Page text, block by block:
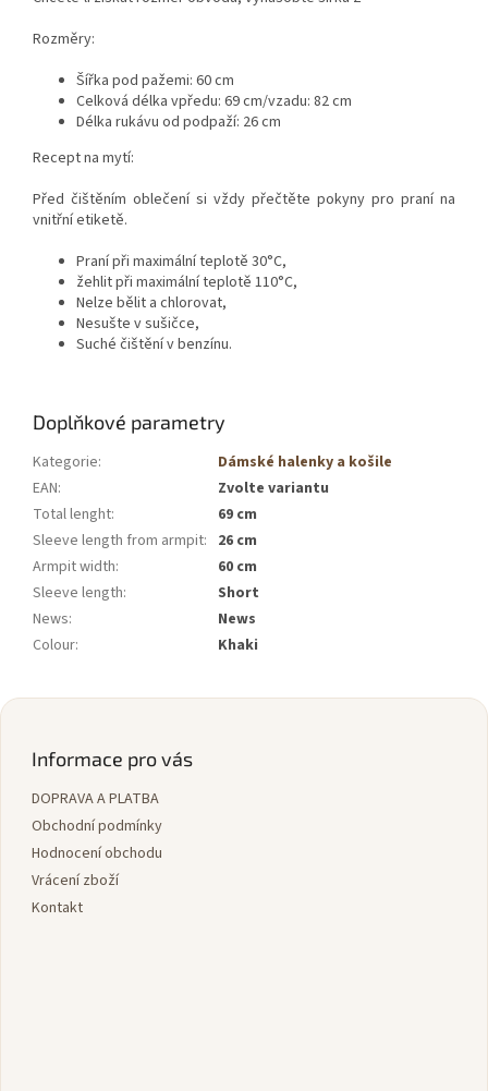
Rozměry:
Šířka pod pažemi: ​​60 cm
Celková délka vpředu: 69 cm/vzadu: 82 cm
Délka rukávu od podpaží: 26 cm
Recept na mytí:
Před čištěním oblečení si vždy přečtěte pokyny pro praní na
vnitřní etiketě.
Praní při maximální teplotě 30°C,
žehlit při maximální teplotě 110°C,
Nelze bělit a chlorovat,
Nesušte v sušičce,
Suché čištění v benzínu.
Doplňkové parametry
Kategorie:
Dámské halenky a košile
EAN:
Zvolte variantu
Total lenght:
69 cm
Sleeve length from armpit: 26 cm
Armpit width:
60 cm
Sleeve length:
Short
News:
News
Colour: Khaki
Z
Informace pro vás
DOPRAVA A PLATBA
Obchodní podmínky
Hodnocení obchodu
Vrácení zboží
Kontakt